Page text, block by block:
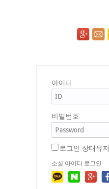
아이디
비밀번호
로그인 상태유지
소셜 아이디 로그인